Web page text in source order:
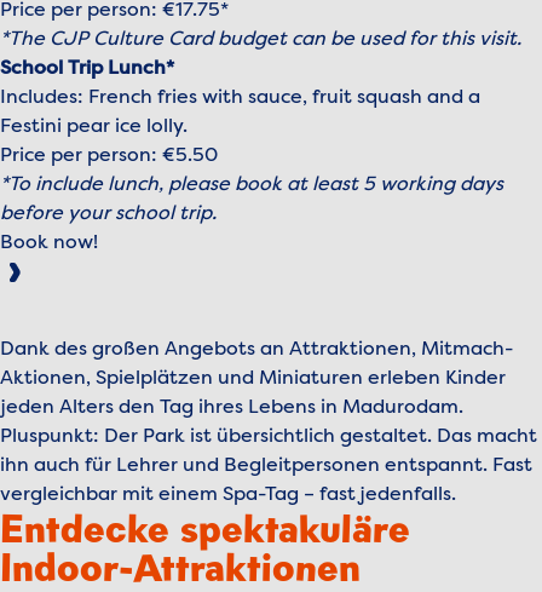
Price per person: €17.75*
*The CJP Culture Card budget can be used for this visit.
School Trip Lunch*
Includes: French fries with sauce, fruit squash and a
Festini pear ice lolly.
Price per person: €5.50
*To include lunch, please book at least 5 working days
before your school trip.
Book now!
Dank des großen Angebots an Attraktionen, Mitmach-
Aktionen, Spielplätzen und Miniaturen erleben Kinder
jeden Alters den Tag ihres Lebens in Madurodam.
Pluspunkt: Der Park ist übersichtlich gestaltet. Das macht
ihn auch für Lehrer und Begleitpersonen entspannt. Fast
vergleichbar mit einem Spa-Tag – fast jedenfalls.
Entdecke spektakuläre
Indoor-Attraktionen